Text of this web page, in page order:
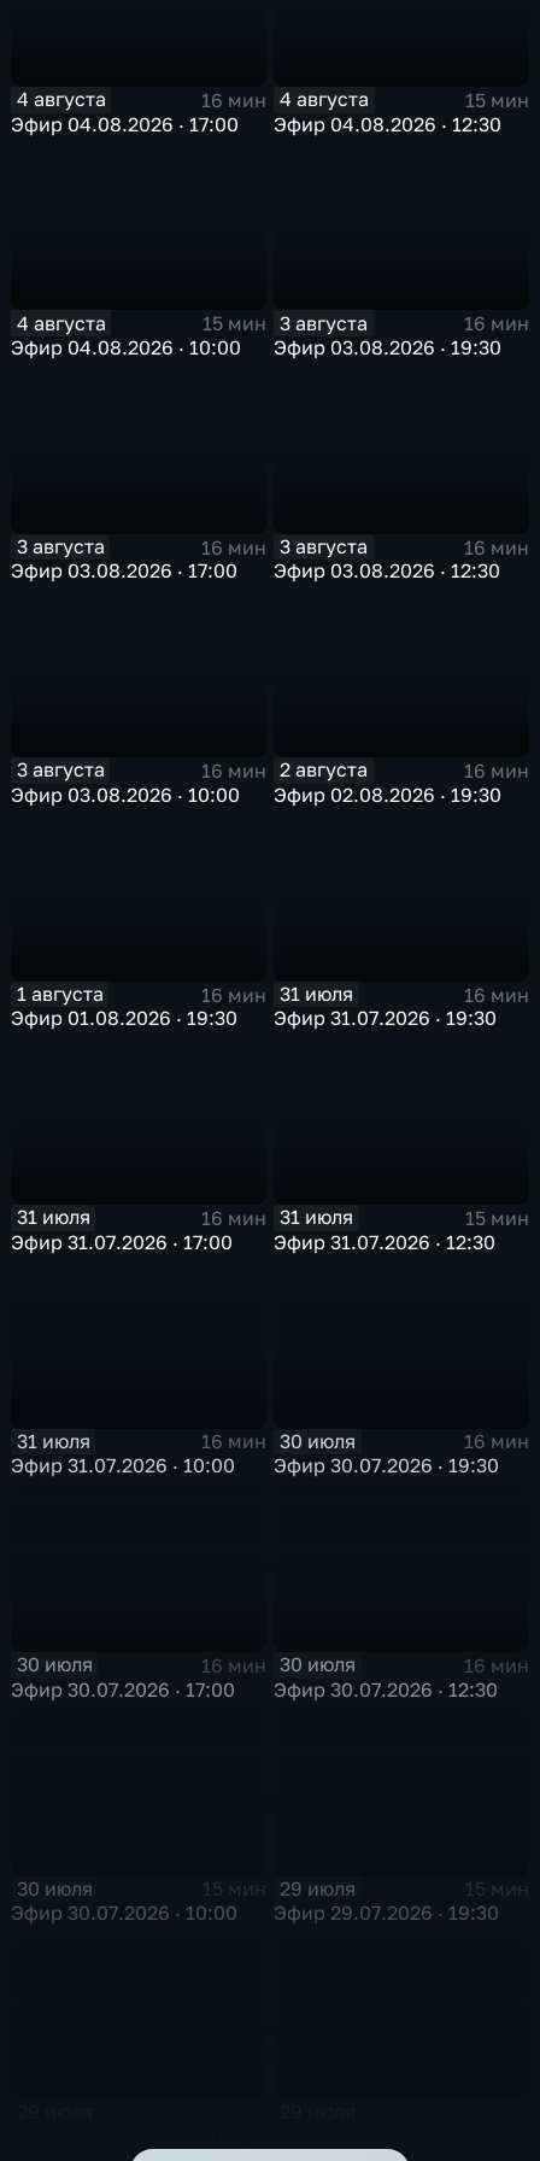
4 августа
16 мин
Эфир 04.08.2026 · 17:00
4 августа
15 мин
Эфир 04.08.2026 · 12:30
4 августа
15 мин
Эфир 04.08.2026 · 10:00
3 августа
16 мин
Эфир 03.08.2026 · 19:30
3 августа
16 мин
Эфир 03.08.2026 · 17:00
3 августа
16 мин
Эфир 03.08.2026 · 12:30
3 августа
16 мин
Эфир 03.08.2026 · 10:00
2 августа
16 мин
Эфир 02.08.2026 · 19:30
1 августа
16 мин
Эфир 01.08.2026 · 19:30
31 июля
16 мин
Эфир 31.07.2026 · 19:30
31 июля
16 мин
Эфир 31.07.2026 · 17:00
31 июля
15 мин
Эфир 31.07.2026 · 12:30
31 июля
16 мин
Эфир 31.07.2026 · 10:00
30 июля
16 мин
Эфир 30.07.2026 · 19:30
30 июля
16 мин
Эфир 30.07.2026 · 17:00
30 июля
16 мин
Эфир 30.07.2026 · 12:30
30 июля
15 мин
Эфир 30.07.2026 · 10:00
29 июля
15 мин
Эфир 29.07.2026 · 19:30